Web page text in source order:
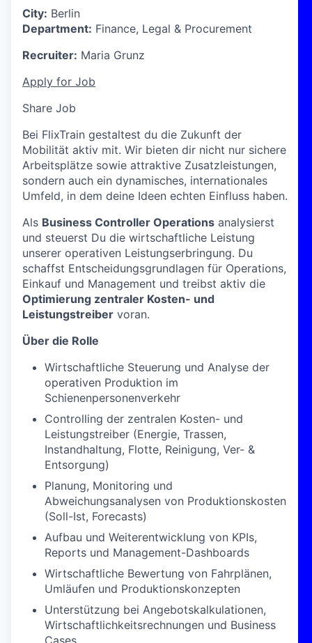
City: Berlin
Department: Finance, Legal & Procurement
Recruiter: Maria Grunz
Apply for Job
Share Job
Bei FlixTrain gestaltest du die Zukunft der
Mobilität aktiv mit. Wir bieten dir nicht nur sichere
Arbeitsplätze sowie attraktive Zusatzleistungen,
sondern auch ein dynamisches, internationales
Umfeld, in dem deine Ideen echten Einfluss haben.
Als Business Controller Operations analysierst
und steuerst Du die wirtschaftliche Leistung
unserer operativen Leistungserbringung. Du
schaffst Entscheidungsgrundlagen für Operations,
Einkauf und Management und treibst aktiv die
Optimierung zentraler Kosten- und
Leistungstreiber voran.
Über die Rolle
Wirtschaftliche Steuerung und Analyse der
operativen Produktion im
Schienenpersonenverkehr
Controlling der zentralen Kosten- und
Leistungstreiber (Energie, Trassen,
Instandhaltung, Flotte, Reinigung, Ver- &
Entsorgung)
Planung, Monitoring und
Abweichungsanalysen von Produktionskosten
(Soll-Ist, Forecasts)
Aufbau und Weiterentwicklung von KPIs,
Reports und Management-Dashboards
Wirtschaftliche Bewertung von Fahrplänen,
Umläufen und Produktionskonzepten
Unterstützung bei Angebotskalkulationen,
Wirtschaftlichkeitsrechnungen und Business
Cases